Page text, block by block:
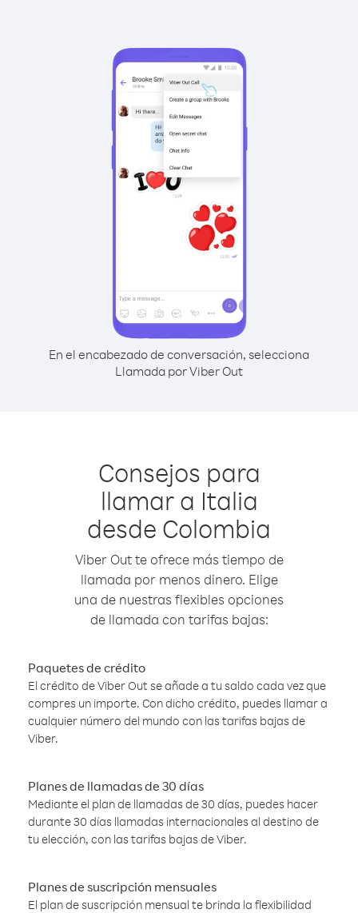
En el encabezado de conversación, selecciona
Llamada por Viber Out
Consejos para
llamar a Italia
desde Colombia
Viber Out te ofrece más tiempo de
llamada por menos dinero. Elige
una de nuestras flexibles opciones
de llamada con tarifas bajas:
Paquetes de crédito
El crédito de Viber Out se añade a tu saldo cada vez que
compres un importe. Con dicho crédito, puedes llamar a
cualquier número del mundo con las tarifas bajas de
Viber.
Planes de llamadas de 30 días
Mediante el plan de llamadas de 30 días, puedes hacer
durante 30 días llamadas internacionales al destino de
tu elección, con las tarifas bajas de Viber.
Planes de suscripción mensuales
El plan de suscripción mensual te brinda la flexibilidad